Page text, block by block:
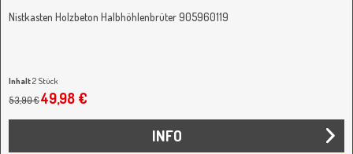
Nistkasten Holzbeton Halbhöhlenbrüter 905960119
Inhalt2 Stück
(24,99 € / 1 Stück)
53,90 €49,98 €
INFO